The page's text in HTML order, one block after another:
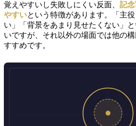
覚えやすいし失敗しにくい反面、 記
やすいという特徴があります。「主
い」「背景をあまり見せたくない」
いですが、それ以外の場面では他の
すすめです。